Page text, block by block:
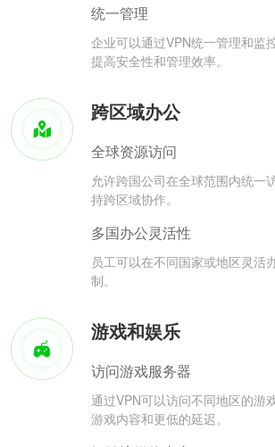
统一管理
企业可以通过VPN统一管理和监
提高安全性和管理效率。
跨区域办公
全球资源访问
允许跨国公司在全球范围内统一
持跨区域协作。
多国办公灵活性
员工可以在不同国家或地区灵活
制。
游戏和娱乐
访问游戏服务器
通过VPN可以访问不同地区的游
游戏内容和更低的延迟。